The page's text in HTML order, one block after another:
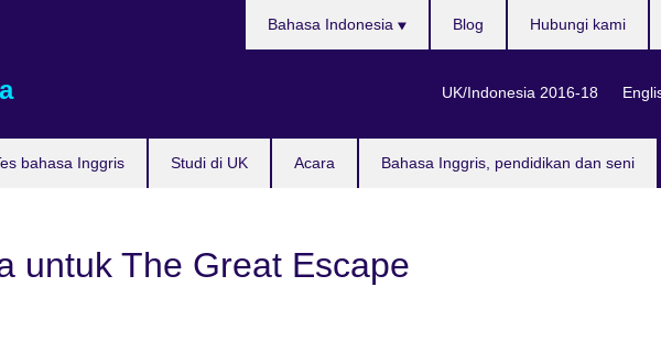
bahasa Inggris Studi di UK Acara Bahasa Inggris, pendidikan dan seni
Bahasa Indonesia
UK/Indonesia 2016-18
Blog Hubungi kami
untuk The Great Escape